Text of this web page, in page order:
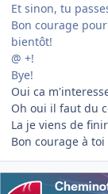
Et sinon, tu
Bon courage
bientôt!
@ +!
Bye!
Oui ca
Oh oui il faut du
La je viens de
Bon courage à